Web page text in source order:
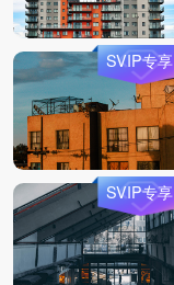
SVIP专享
SVIP专享